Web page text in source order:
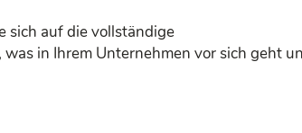
sich auf die vollständige
in Ihrem Unternehmen vor sich geht